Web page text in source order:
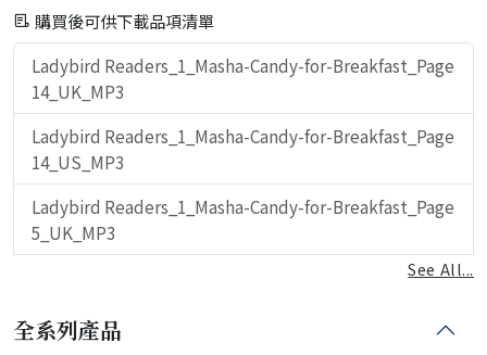
購買後可供下載品項清單
Ladybird Readers_1_Masha-Candy-for-Breakfast_Page
14_UK_MP3
Ladybird Readers_1_Masha-Candy-for-Breakfast_Page
14_US_MP3
Ladybird Readers_1_Masha-Candy-for-Breakfast_Page
5_UK_MP3
See All...
全系列產品